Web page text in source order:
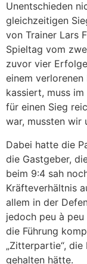
Unentschieden
gleichzeitigen
von Trainer Lars
Spieltag vom
zuvor vier
einem verlorenen
kassiert, muss
für einen Sieg
war, mussten wir
Dabei hatte die
die Gastgeber,
beim 9:4 sah
Kräfteverhältnis
allem in der
jedoch peu à peu
die Führung
„Zitterpartie“,
gehalten hätte.